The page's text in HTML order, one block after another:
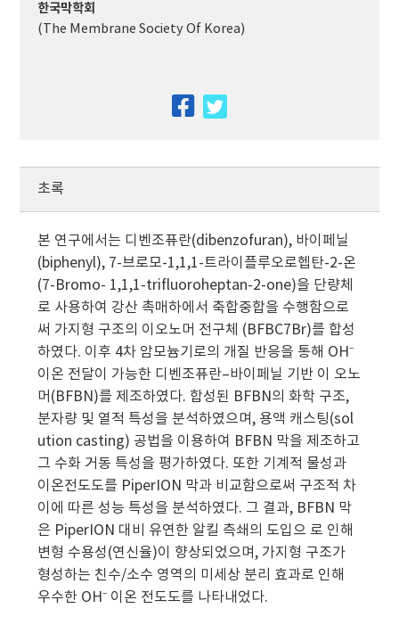
한국막학회
(The Membrane Society Of Korea)
facebook
초록
본 연구에서는 디벤조퓨란(dibenzofuran), 바이페닐
(biphenyl), 7-브로모-1,1,1-트라이플루오로헵탄-2-온
(7-Bromo- 1,1,1-trifluoroheptan-2-one)을 단량체
로 사용하여 강산 촉매하에서 축합중합을 수행함으로
써 가지형 구조의 이오노머 전구체 (BFBC7Br)를 합성
하였다. 이후 4차 암모늄기로의 개질 반응을 통해 OH⁻
이온 전달이 가능한 디벤조퓨란–바이페닐 기반 이 오노
머(BFBN)를 제조하였다. 합성된 BFBN의 화학 구조,
분자량 및 열적 특성을 분석하였으며, 용액 캐스팅(sol
ution casting) 공법을 이용하여 BFBN 막을 제조하고
그 수화 거동 특성을 평가하였다. 또한 기계적 물성과
이온전도도를 PiperION 막과 비교함으로써 구조적 차
이에 따른 성능 특성을 분석하였다. 그 결과, BFBN 막
은 PiperION 대비 유연한 알킬 측쇄의 도입으 로 인해
변형 수용성(연신율)이 향상되었으며, 가지형 구조가
형성하는 친수/소수 영역의 미세상 분리 효과로 인해
우수한 OH⁻ 이온 전도도를 나타내었다.